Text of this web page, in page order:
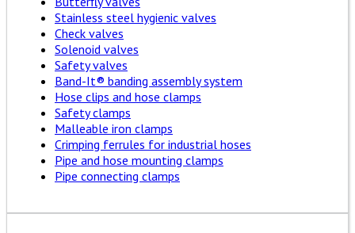
Stainless steel hygienic valves
Check valves
Solenoid valves
Safety valves
Band-It® banding assembly system
Hose clips and hose clamps
Safety clamps
Malleable iron clamps
Crimping ferrules for industrial hoses
Pipe and hose mounting clamps
Pipe connecting clamps